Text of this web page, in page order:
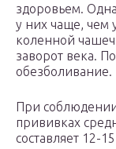
здоровьем.
у них чаще, чем
коленной
заворот века.
обезболивание.
При
прививках
составляет 12-